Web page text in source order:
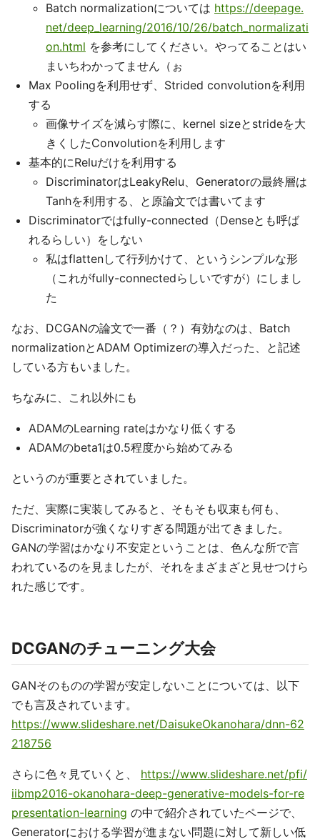
Batch normalizationについては https://deepage.
net/deep_learning/2016/10/26/batch_normalizati
on.html を参考にしてください。やってることはい
まいちわかってません（ぉ
Max Poolingを利用せず、Strided convolutionを利用
する
画像サイズを減らす際に、kernel sizeとstrideを大
きくしたConvolutionを利用します
基本的にReluだけを利用する
DiscriminatorはLeakyRelu、Generatorの最終層は
Tanhを利用する、と原論文では書いてます
Discriminatorではfully-connected（Denseとも呼ば
れるらしい）をしない
私はflattenして行列かけて、というシンプルな形
（これがfully-connectedらしいですが）にしまし
た
なお、DCGANの論文で一番（？）有効なのは、Batch
normalizationとADAM Optimizerの導入だった、と記述
している方もいました。
ちなみに、これ以外にも
ADAMのLearning rateはかなり低くする
ADAMのbeta1は0.5程度から始めてみる
というのが重要とされていました。
ただ、実際に実装してみると、そもそも収束も何も、
Discriminatorが強くなりすぎる問題が出てきました。
GANの学習はかなり不安定ということは、色んな所で言
われているのを見ましたが、それをまざまざと見せつけら
れた感じです。
DCGANのチューニング大会
GANそのものの学習が安定しないことについては、以下
でも言及されています。
https://www.slideshare.net/DaisukeOkanohara/dnn-62
218756
さらに色々見ていくと、 https://www.slideshare.net/pfi/
iibmp2016-okanohara-deep-generative-models-for-re
presentation-learning の中で紹介されていたページで、
Generatorにおける学習が進まない問題に対して新しい低